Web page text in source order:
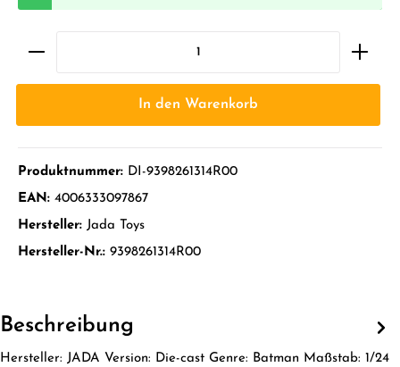
In den Warenkorb
Produktnummer: DI-9398261314R00
EAN: 4006333097867
Hersteller: Jada Toys
Hersteller-Nr.: 9398261314R00
Beschreibung
Hersteller: JADA Version: Die-cast Genre: Batman Maßstab: 1/24